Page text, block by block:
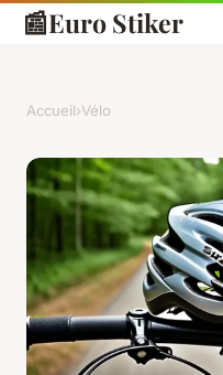
📰Euro Stiker
Accueil›Vélo